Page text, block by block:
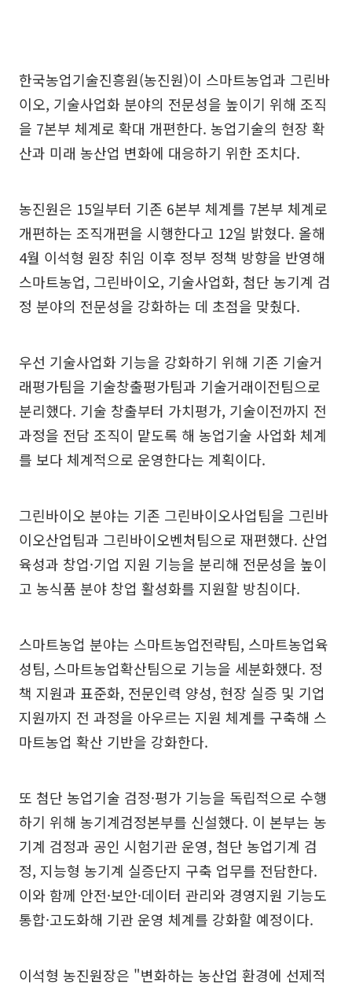
한국농업기술진흥원(농진원)이 스마트농업과 그린바
이오, 기술사업화 분야의 전문성을 높이기 위해 조직
을 7본부 체계로 확대 개편한다. 농업기술의 현장 확
산과 미래 농산업 변화에 대응하기 위한 조치다.
농진원은 15일부터 기존 6본부 체계를 7본부 체계로
개편하는 조직개편을 시행한다고 12일 밝혔다. 올해
4월 이석형 원장 취임 이후 정부 정책 방향을 반영해
스마트농업, 그린바이오, 기술사업화, 첨단 농기계 검
정 분야의 전문성을 강화하는 데 초점을 맞췄다.
우선 기술사업화 기능을 강화하기 위해 기존 기술거
래평가팀을 기술창출평가팀과 기술거래이전팀으로
분리했다. 기술 창출부터 가치평가, 기술이전까지 전
과정을 전담 조직이 맡도록 해 농업기술 사업화 체계
를 보다 체계적으로 운영한다는 계획이다.
그린바이오 분야는 기존 그린바이오사업팀을 그린바
이오산업팀과 그린바이오벤처팀으로 재편했다. 산업
육성과 창업·기업 지원 기능을 분리해 전문성을 높이
고 농식품 분야 창업 활성화를 지원할 방침이다.
스마트농업 분야는 스마트농업전략팀, 스마트농업육
성팀, 스마트농업확산팀으로 기능을 세분화했다. 정
책 지원과 표준화, 전문인력 양성, 현장 실증 및 기업
지원까지 전 과정을 아우르는 지원 체계를 구축해 스
마트농업 확산 기반을 강화한다.
또 첨단 농업기술 검정·평가 기능을 독립적으로 수행
하기 위해 농기계검정본부를 신설했다. 이 본부는 농
기계 검정과 공인 시험기관 운영, 첨단 농업기계 검
정, 지능형 농기계 실증단지 구축 업무를 전담한다.
이와 함께 안전·보안·데이터 관리와 경영지원 기능도
통합·고도화해 기관 운영 체계를 강화할 예정이다.
이석형 농진원장은 "변화하는 농산업 환경에 선제적